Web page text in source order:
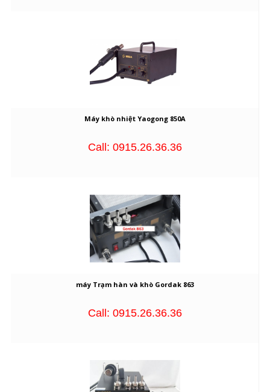
Máy khò nhiệt Yaogong 850A
Call: 0915.26.36.36
máy Trạm hàn và khò Gordak 863
Call: 0915.26.36.36